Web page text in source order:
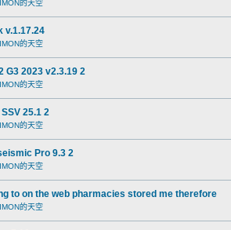
的天空
v.1.17.24
的天空
G3 2023 v2.3.19 2
的天空
25.1 2
的天空
Pro 9.3 2
的天空
to on the web pharmacies stored me therefore
的天空